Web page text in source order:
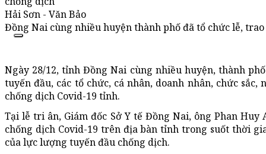
Hải Sơn - Văn Bảo
Đồng Nai cùng nhiều huyện thành phố đã tổ chức lễ,
Ngày 28/12, tỉnh Đồng Nai cùng nhiều huyện, thành
tuyến đầu, các tổ chức, cá nhân, doanh nhân, chức
chống dịch Covid-19 tỉnh.
Tại lễ tri ân, Giám đốc Sở Y tế Đồng Nai, ông Phan Huy
chống dịch Covid-19 trên địa bàn tỉnh trong suốt thời
của lực lượng tuyến đầu chống dịch.